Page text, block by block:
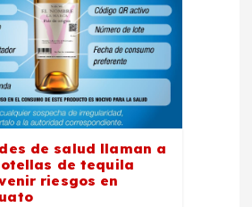
de salud llaman a
de tequila
riesgos en